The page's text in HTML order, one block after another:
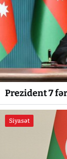
Prezident 7
Siyasət